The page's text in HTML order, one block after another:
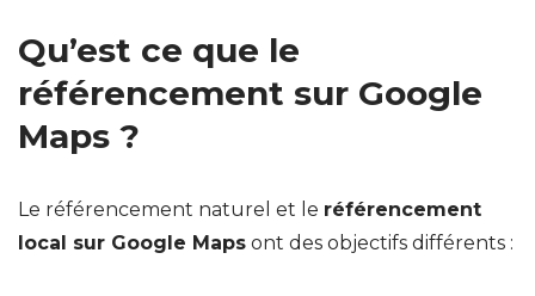
Qu’est ce que le
référencement sur Google
Maps ?
Le référencement naturel et le référencement
local sur Google Maps ont des objectifs différents :